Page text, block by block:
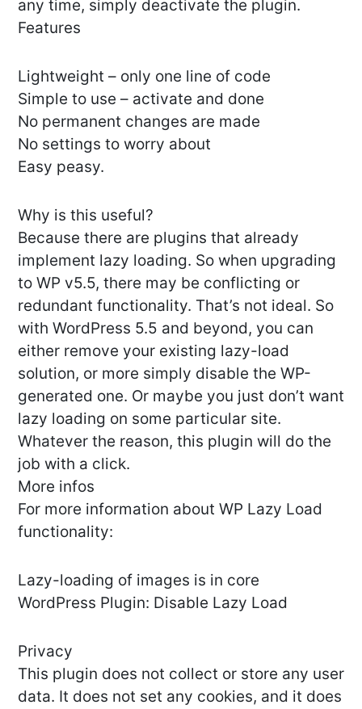
any time, simply deactivate the plugin.
Features
Lightweight – only one line of code
Simple to use – activate and done
No permanent changes are made
No settings to worry about
Easy peasy.
Why is this useful?
Because there are plugins that already
implement lazy loading. So when upgrading
to WP v5.5, there may be conflicting or
redundant functionality. That’s not ideal. So
with WordPress 5.5 and beyond, you can
either remove your existing lazy-load
solution, or more simply disable the WP-
generated one. Or maybe you just don’t want
lazy loading on some particular site.
Whatever the reason, this plugin will do the
job with a click.
More infos
For more information about WP Lazy Load
functionality:
Lazy-loading of images is in core
WordPress Plugin: Disable Lazy Load
Privacy
This plugin does not collect or store any user
data. It does not set any cookies, and it does